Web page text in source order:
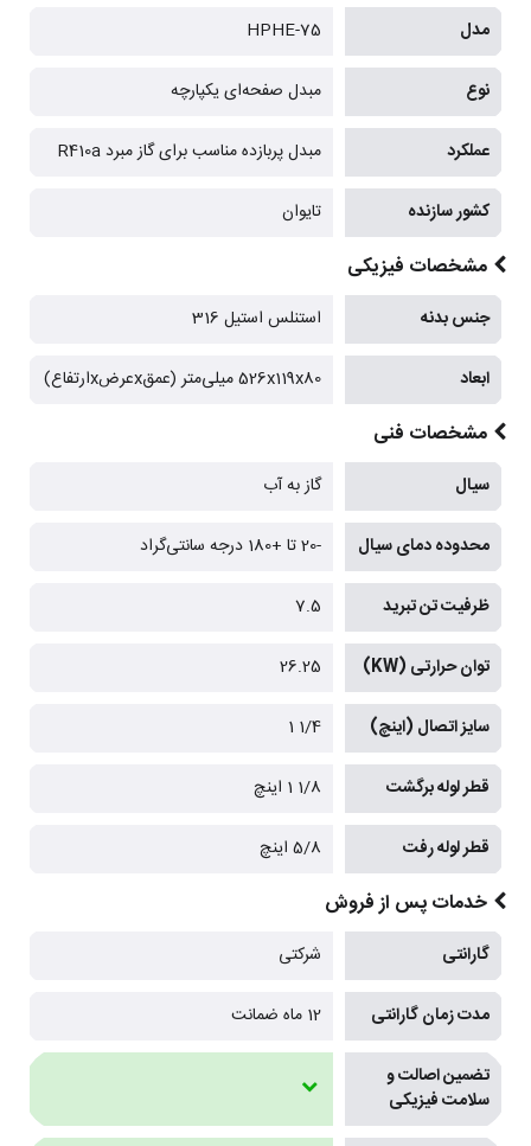
مدل HPHE-75
نوع مبدل صفحه‌ای یکپارچه
عملکرد مبدل پربازده مناسب برای گاز مبرد R410a
کشور سازنده تایوان
مشخصات فیزیکی
جنس بدنه استنلس استیل 316
ابعاد 526x119x80 میلی‌متر (عمقxعرضxارتفاع)
مشخصات فنی
سیال گاز به آب
محدوده دمای سیال -20 تا +180 درجه سانتی‌گراد
ظرفیت تن تبرید 7.5
توان حرارتی (KW) 26.25
سایز اتصال (اینچ) 1/4 1
قطر لوله برگشت 1/8 1 اینچ
قطر لوله رفت 5/8 اینچ
خدمات پس از فروش
گارانتی شرکتی
مدت زمان گارانتی 12 ماه ضمانت
تضمین اصالت و
سلامت فیزیکی